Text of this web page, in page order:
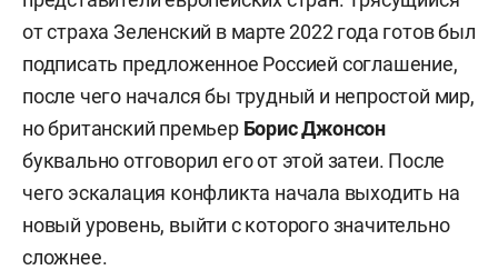
от страха Зеленский в марте 2022 года готов был
подписать предложенное Россией соглашение,
после чего начался бы трудный и непростой мир,
но британский премьер Борис Джонсон
буквально отговорил его от этой затеи. После
чего эскалация конфликта начала выходить на
новый уровень, выйти с которого значительно
сложнее.